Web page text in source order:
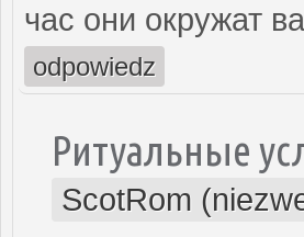
час они окружат
odpowiedz
Ритуальные
ScotRom